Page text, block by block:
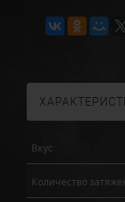
Вкус
Количество